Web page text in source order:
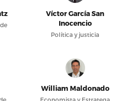
Víctor García San
Inocencio
Política y justicia
William Maldonado
Economista y Estratega